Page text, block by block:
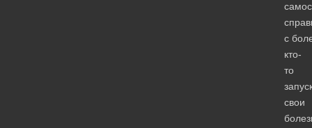
с
кто-
то
свои